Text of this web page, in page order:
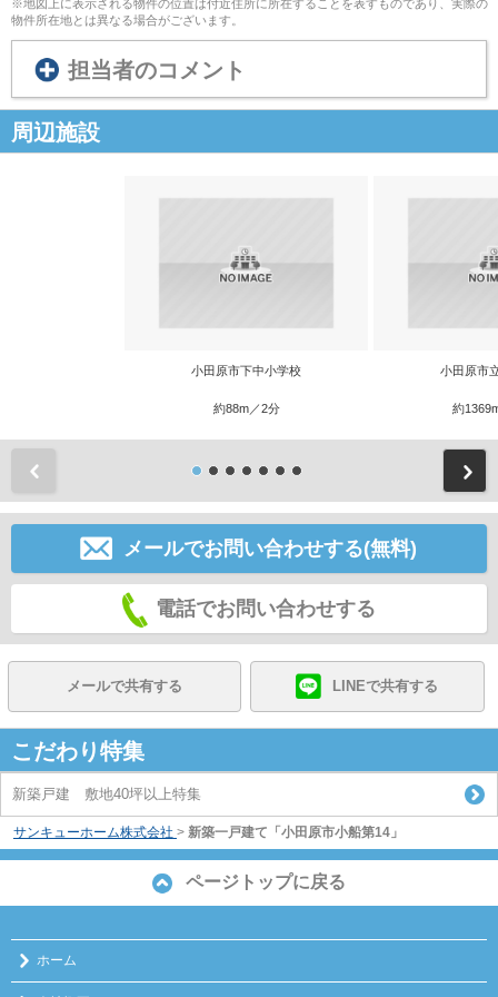
※地図上に表示される物件の位置は付近住所に所在することを表すものであり、実際の
物件所在地とは異なる場合がございます。
担当者のコメント
周辺施設
小田原市下中小学校
約88m／2分
小田原市
約
メールでお問い合わせする(無料)
電話でお問い合わせする
メールで共有する LINEで共有する
こだわり特集
新築戸建 敷地40坪以上特集
サンキューホーム株式会社 > 新築一戸建て「小田原市小船第14」
ページトップに戻る
ホーム